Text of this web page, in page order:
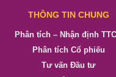
THÔNG TIN CHUNG
Phân tích – Nhận định
Phân tích Cổ phiếu
Tư vấn Đầu tư